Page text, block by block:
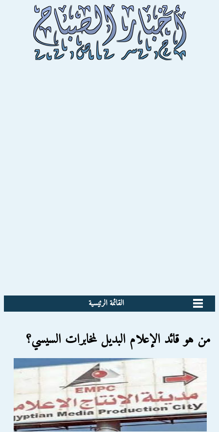
القائمة الرئيسية
من هو قائد الإعلام البديل لمخابرات السيسي؟